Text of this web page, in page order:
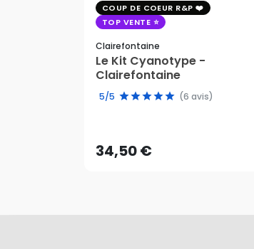
COUP DE COEUR R&P
TOP VENTE
Clairefontaine
Le Kit Cyanotype -
Clairefontaine
5/5 (6 avis)
34,50 €AJOUTER AU PANIER